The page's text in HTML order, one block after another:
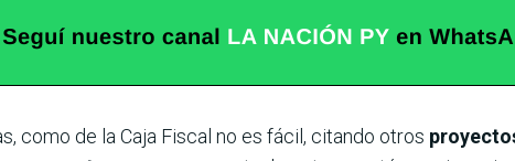
como de la Caja Fiscal no es fácil, citando otros